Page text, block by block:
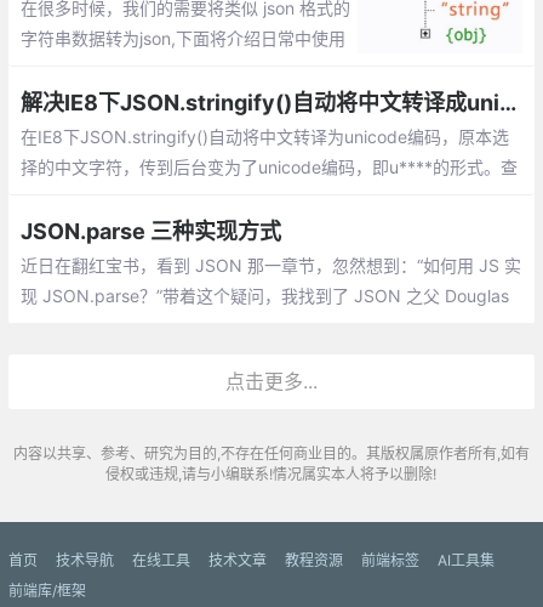
在很多时候，我们的需要将类似 json 格式的
字符串数据转为json,下面将介绍日常中使用
解决IE8下JSON.stringify()自动将中文转译成unicode的方法
在IE8下JSON.stringify()自动将中文转译为unicode编码，原本选
择的中文字符，传到后台变为了unicode编码，即u****的形式。查
stringify()会自动将编码从utf-8转为unicode编码，导致出现这种类
似于乱码的情况。
JSON.parse 三种实现方式
近日在翻红宝书，看到 JSON 那一章节，忽然想到：“如何用 JS 实
现 JSON.parse？”带着这个疑问，我找到了 JSON 之父 Douglas
点击更多...
内容以共享、参考、研究为目的,不存在任何商业目的。其版权属原作者所有,如有
侵权或违规,请与小编联系!情况属实本人将予以删除!
首页 技术导航 在线工具 技术文章 教程资源 前端标签
AI工具集
前端库/框架